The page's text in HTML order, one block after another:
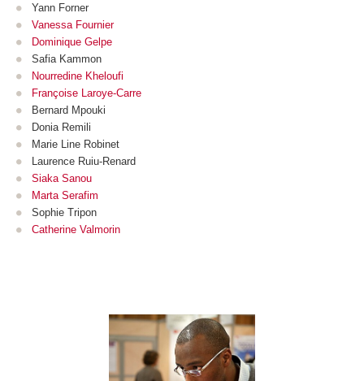
Yann Forner
Vanessa Fournier
Dominique Gelpe
Safia Kammon
Nourredine Kheloufi
Françoise Laroye-Carre
Bernard Mpouki
Donia Remili
Marie Line Robinet
Laurence Ruiu-Renard
Siaka Sanou
Marta Serafim
Sophie Tripon
Catherine Valmorin